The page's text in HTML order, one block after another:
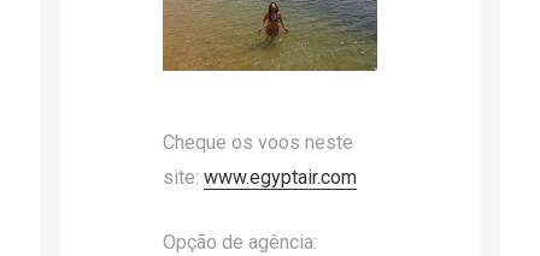
Cheque os voos neste
site: www.egyptair.com
Opção de agência: